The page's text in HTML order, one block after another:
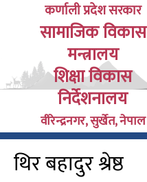
content
कर्णाली प्रदेश सरकार
सामाजिक विकास
मन्त्रालय
शिक्षा विकास
निर्देशनालय
वीरेन्द्रनगर, सुर्खेत, नेपाल
थिर बहादुर श्रेष्ठ